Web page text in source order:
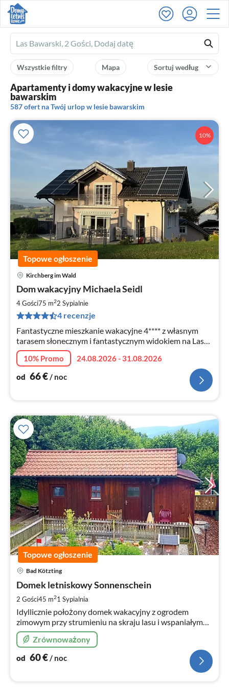
Ferienhausmiete
logo
Sortuj według
Mapa
Wszystkie filtry
Apartamenty i domy wakacyjne w lesie
bawarskim
587 ofert na Twój urlop w lesie bawarskim
10%
Topowe ogłoszenie
Kirchberg im Wald
Dom wakacyjny Michaela Seidl
4 Gości75 m22 Sypialnie
4 recenzje
Fantastyczne mieszkanie wakacyjne 4**** z własnym
tarasem słonecznym i fantastycznym widokiem na Las
Bawarski. 2 - 5 osób, najlepsze wyposażenie - zwierzęta
domowe dozwolone
10% Promo
24.08.2026 - 31.08.2026
od 66€/ noc
Topowe ogłoszenie
Bad Kötzting
Domek letniskowy Sonnenschein
2 Gości45 m21 Sypialnia
Idyllicznie położony domek wakacyjny z ogrodem
zimowym przy strumieniu na skraju lasu i wspaniałym
widokiem na góry
Zrównoważony
od 60€/ noc